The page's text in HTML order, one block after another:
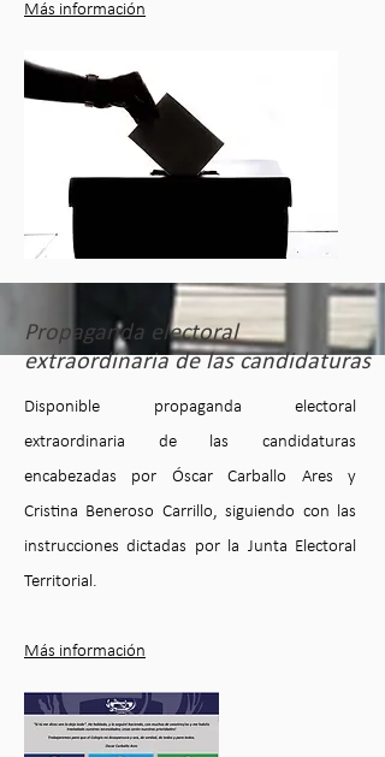
Más información
Propaganda electoral
extraordinaria de las candidaturas
Disponible propaganda electoral
extraordinaria de las candidaturas
encabezadas por Óscar Carballo Ares y
Cristina Beneroso Carrillo, siguiendo con las
instrucciones dictadas por la Junta Electoral
Territorial.
Más información